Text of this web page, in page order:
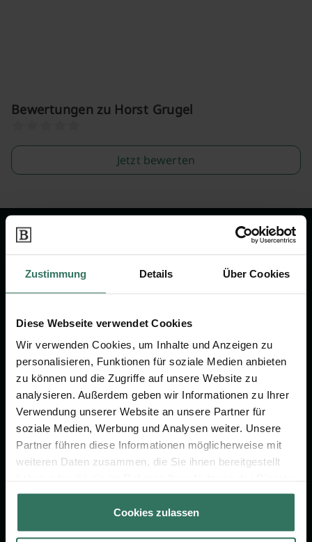
Zustimmung Details Über Cookies
Diese Webseite verwendet Cookies
Wir verwenden Cookies, um Inhalte und Anzeigen zu
personalisieren, Funktionen für soziale Medien anbieten
zu können und die Zugriffe auf unsere Website zu
analysieren. Außerdem geben wir Informationen zu Ihrer
Verwendung unserer Website an unsere Partner für
soziale Medien, Werbung und Analysen weiter. Unsere
Partner führen diese Informationen möglicherweise mit
weiteren Daten zusammen, die Sie ihnen bereitgestellt
gesammelt haben.
Cookies zulassen
Bewertungen zu Horst Grugel
Jetzt bewerten
Wir sind Ihr Ansprechpartner rund
um das Thema Bestattung &
Vorsorge.
Jetzt beraten lassen
FÜR SIE
Vergleich
Ratgeber
Verzeichnis
FÜR BESTATTER
Online-Portal
Kostenlos registrieren